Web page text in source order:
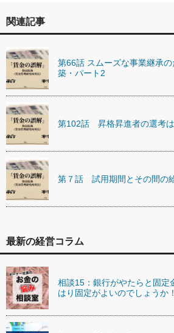
関連記事
第66話 スムーズな事業継承
築・パート2
第102話 昇格昇進者の選考
第７話 試用期間とその間の
最新の経営コラム
相談15：銀行がやたらと固定
はり固定がよいのでしょうか！